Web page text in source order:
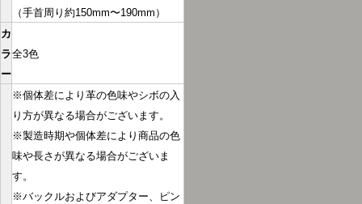
（手首周り約150mm〜190mm）
カ
ラ
ー
全3色
※個体差により革の色味やシボの入
り方が異なる場合がございます。
※製造時期や個体差により商品の色
味や長さが異なる場合がございま
す。
※バックルおよびアダプター、ピン